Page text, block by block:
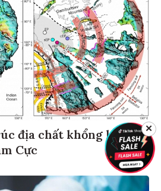
địa chất khổng lồ ẩn
Cực
✕